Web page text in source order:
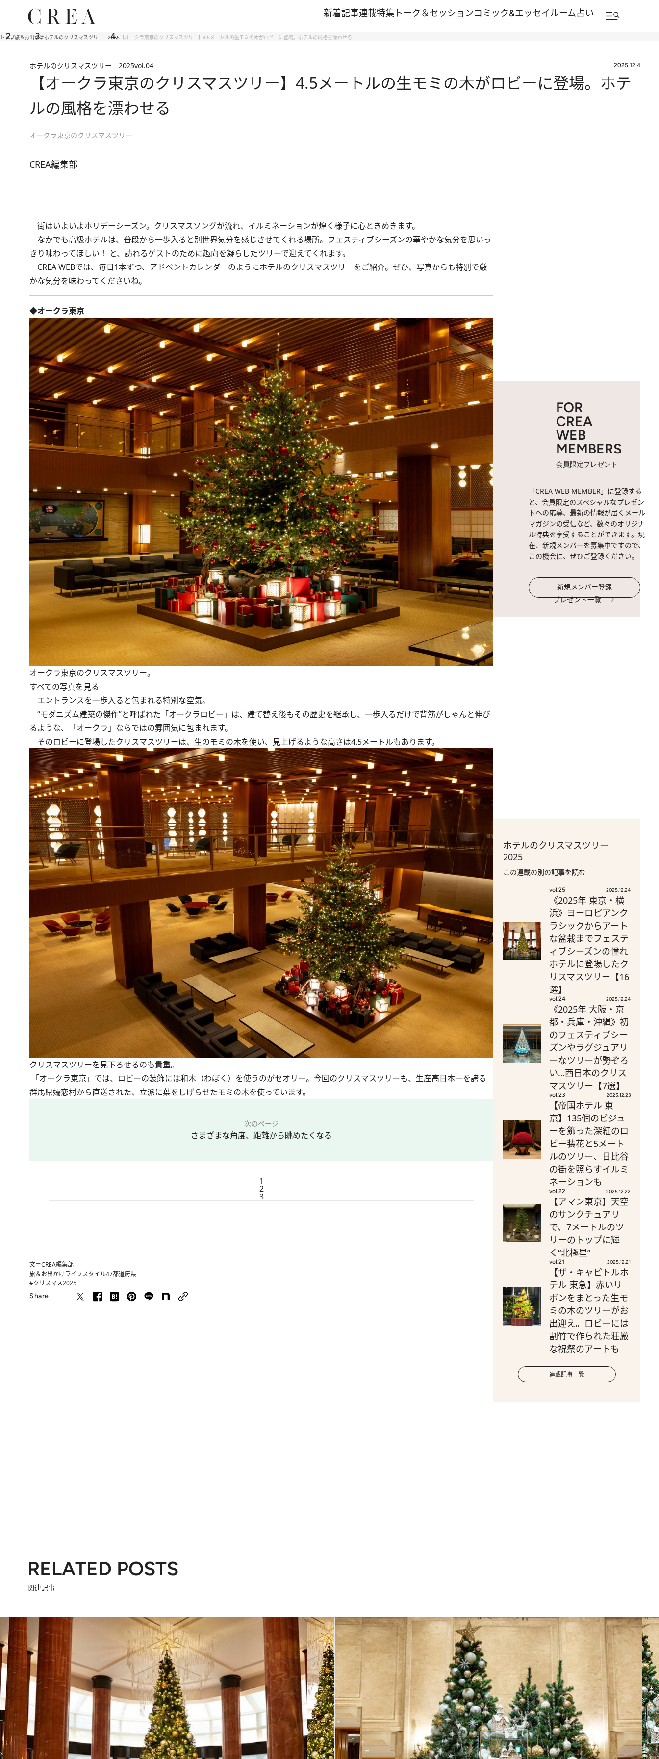
新着記事連載特集 トーク＆セッションコミック&エッセイルーム占い
トップ旅＆お出かけホテルのクリスマスツリー 2025 【オークラ東京のクリスマスツリー】4.5メートルの生モミの木がロビーに登場。ホテルの風格を漂わせる
ホテルのクリスマスツリー 2025vol.04 2025.12.4
【オークラ東京のクリスマスツリー】4.5メートルの生モミの木がロビーに登場。ホテ
ルの風格を漂わせる
オークラ東京のクリスマスツリー
CREA編集部
街はいよいよホリデーシーズン。クリスマスソングが流れ、イルミネーションが煌く様子に心ときめきます。
なかでも高級ホテルは、普段から一歩入ると別世界気分を感じさせてくれる場所。フェスティブシーズンの華やかな気分を思いっ
きり味わってほしい！ と、訪れるゲストのために趣向を凝らしたツリーで迎えてくれます。
CREA WEBでは、毎日1本ずつ、アドベントカレンダーのようにホテルのクリスマスツリーをご紹介。ぜひ、写真からも特別で厳
かな気分を味わってくださいね。
◆オークラ東京
オークラ東京のクリスマスツリー。
すべての写真を見る
エントランスを一歩入ると包まれる特別な空気。
“モダニズム建築の傑作”と呼ばれた「オークラロビー」は、建て替え後もその歴史を継承し、一歩入るだけで背筋がしゃんと伸び
るような、「オークラ」ならではの雰囲気に包まれます。
そのロビーに登場したクリスマスツリーは、生のモミの木を使い、見上げるような高さは4.5メートルもあります。
クリスマスツリーを見下ろせるのも貴重。
「オークラ東京」では、ロビーの装飾には和木（わぼく）を使うのがセオリー。今回のクリスマスツリーも、生産高日本一を誇る
群馬県嬬恋村から直送された、立派に葉をしげらせたモミの木を使っています。
次のページ
さまざまな角度、距離から眺めたくなる
1
2
3
文＝CREA編集部
旅＆お出かけライフスタイル47都道府県
#クリスマス2025
Share
FOR
CREA
WEB
MEMBERS
会員限定プレゼント
「CREA WEB MEMBER」に登録する
と、会員限定のスペシャルなプレゼン
トへの応募、最新の情報が届くメール
マガジンの受信など、数々のオリジナ
ル特典を享受することができます。現
在、新規メンバーを募集中ですので、
この機会に、ぜひご登録ください。
新規メンバー登録
プレゼント一覧
ホテルのクリスマスツリー
2025
この連載の別の記事を読む
vol.25 2025.12.24
《2025年 東京・横
浜》ヨーロピアンク
ラシックからアート
な盆栽までフェステ
ィブシーズンの憧れ
ホテルに登場したク
リスマスツリー【16
選】
vol.24 2025.12.24
《2025年 大阪・京
都・兵庫・沖縄》初
のフェスティブシー
ズンやラグジュアリ
ーなツリーが勢ぞろ
い…西日本のクリス
マスツリー【7選】
vol.23 2025.12.23
【帝国ホテル 東
京】135個のビジュ
ーを飾った深紅のロ
ビー装花と5メート
ルのツリー、日比谷
の街を照らすイルミ
ネーションも
vol.22 2025.12.22
【アマン東京】天空
のサンクチュアリ
で、7メートルのツ
リーのトップに輝
く“北極星”
vol.21 2025.12.21
【ザ・キャピトルホ
テル 東急】赤いリ
ボンをまとった生モ
ミの木のツリーがお
出迎え。ロビーには
割竹で作られた荘厳
な祝祭のアートも
連載記事一覧
RELATED POSTS
関連記事